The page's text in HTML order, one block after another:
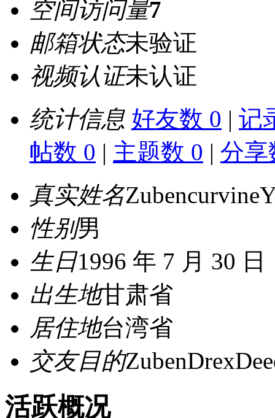
空间访问量7
邮箱状态未验证
视频认证未认证
统计信息 好友数 0 | 记
帖数 0 | 主题数 0 | 分享
真实姓名
性别男
生日1996 年 7 月 30 日
出生地甘肃省
居住地台湾省
交友目的
活跃概况